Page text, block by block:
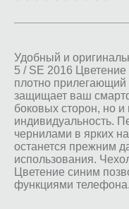
Удобный и
5 / SE 2016
плотно
защищает ваш
боковых сторон, но
индивидуальность.
чернилами в ярких
останется прежним
использования.
Цветение синим
функциями телефона.